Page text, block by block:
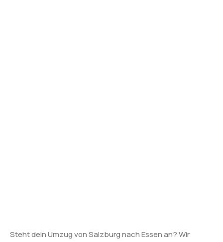
Steht dein Umzug von Salzburg nach Essen an? Wir